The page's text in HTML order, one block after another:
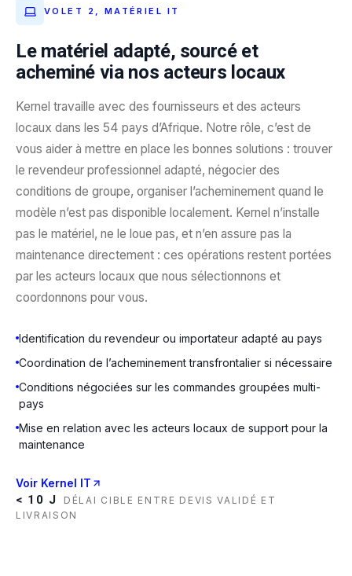
VOLET 2, MATÉRIEL IT
Le matériel adapté, sourcé et
acheminé via nos acteurs locaux
Kernel travaille avec des fournisseurs et des acteurs
locaux dans les 54 pays d’Afrique. Notre rôle, c’est de
vous aider à mettre en place les bonnes solutions : trouver
le revendeur professionnel adapté, négocier des
conditions de groupe, organiser l’acheminement quand le
modèle n’est pas disponible localement. Kernel n’installe
pas le matériel, ne le loue pas, et n’en assure pas la
maintenance directement : ces opérations restent portées
par les acteurs locaux que nous sélectionnons et
coordonnons pour vous.
Identification du revendeur ou importateur adapté au pays
Coordination de l’acheminement transfrontalier si nécessaire
Conditions négociées sur les commandes groupées multi-
pays
Mise en relation avec les acteurs locaux de support pour la
maintenance
Voir Kernel IT
< 10 J
DÉLAI CIBLE ENTRE DEVIS VALIDÉ ET
LIVRAISON